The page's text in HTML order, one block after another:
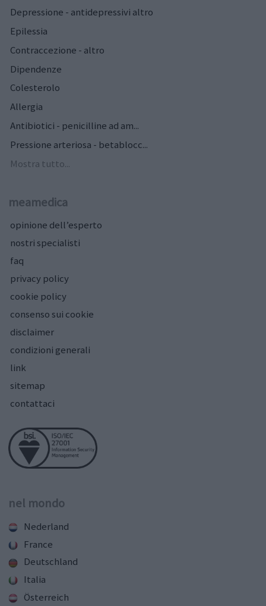
Depressione - antidepressivi altro
Epilessia
Contraccezione - altro
Dipendenze
Colesterolo
Allergia
Antibiotici - penicilline ad am...
Pressione arteriosa - betablocc...
Mostra tutto...
meamedica
opinione dell’esperto
nostri specialisti
faq
privacy policy
cookie policy
consenso sui cookie
disclaimer
condizioni generali
link
sitemap
contattaci
nel mondo
Nederland
France
Deutschland
Italia
Österreich